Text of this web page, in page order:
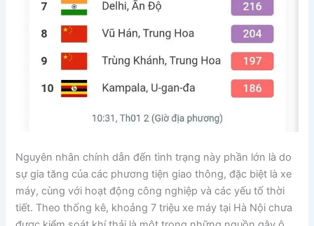
Nguyên nhân chính dẫn đến tình trạng này phần lớn là do
sự gia tăng của các phương tiện giao thông, đặc biệt là xe
máy, cùng với hoạt động công nghiệp và các yếu tố thời
tiết. Theo thống kê, khoảng 7 triệu xe máy tại Hà Nội chưa